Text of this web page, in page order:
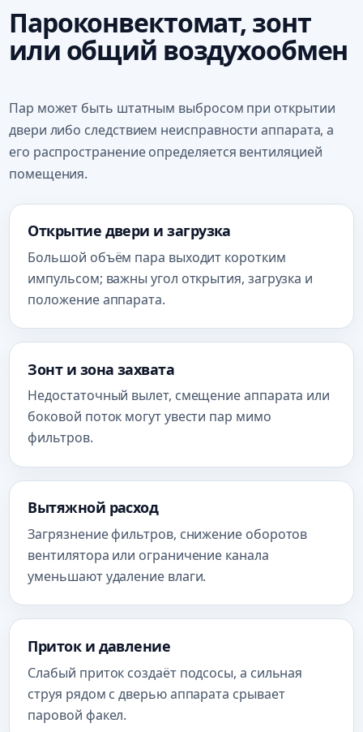
Пароконвектомат, зонт
или общий воздухообмен
Пар может быть штатным выбросом при открытии
двери либо следствием неисправности аппарата, а
его распространение определяется вентиляцией
помещения.
Открытие двери и загрузка
Большой объём пара выходит коротким
импульсом; важны угол открытия, загрузка и
положение аппарата.
Зонт и зона захвата
Недостаточный вылет, смещение аппарата или
боковой поток могут увести пар мимо
фильтров.
Вытяжной расход
Загрязнение фильтров, снижение оборотов
вентилятора или ограничение канала
уменьшают удаление влаги.
Приток и давление
Слабый приток создаёт подсосы, а сильная
струя рядом с дверью аппарата срывает
паровой факел.